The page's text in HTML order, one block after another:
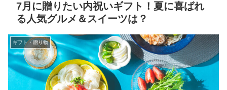
7月に贈りたい内祝いギフト！夏に喜ばれ
る人気グルメ＆スイーツは？
ギフト・贈り物